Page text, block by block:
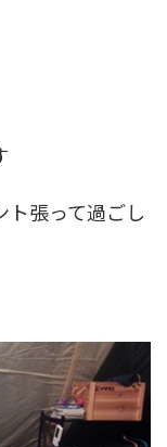
ト張って過ごし